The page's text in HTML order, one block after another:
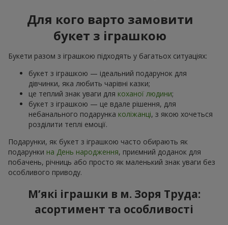
Для кого варто замовити
букет з іграшкою
Букети разом з іграшкою підходять у багатьох ситуаціях:
букет з іграшкою — ідеальний подарунок для
дівчинки, яка любить чарівні казки;
це теплий знак уваги для коханої людини;
букет з іграшкою — це вдале рішення, для
небанального подарунка коліжанці, з якою хочеться
розділити теплі емоції.
Подарунки, як букет з іграшкою часто обирають як
подарунки на День народження, приємний доданок для
побачень, річниць або просто як маленький знак уваги без
особливого приводу.
М’які іграшки в м. Зоря Труда:
асортимент та особливості